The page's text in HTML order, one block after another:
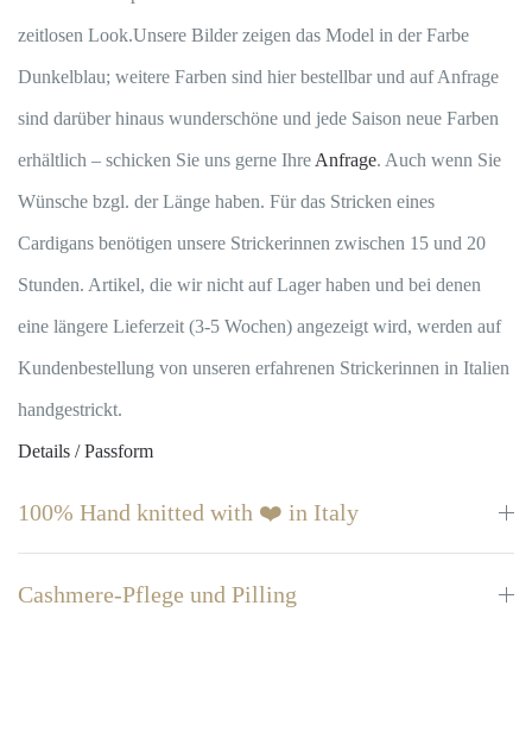
zeitlosen Look.Unsere Bilder zeigen das Model in der Farbe
Dunkelblau; weitere Farben sind hier bestellbar und auf Anfrage
sind darüber hinaus wunderschöne und jede Saison neue Farben
erhältlich – schicken Sie uns gerne Ihre Anfrage. Auch wenn Sie
Wünsche bzgl. der Länge haben. Für das Stricken eines
Cardigans benötigen unsere Strickerinnen zwischen 15 und 20
Stunden. Artikel, die wir nicht auf Lager haben und bei denen
eine längere Lieferzeit (3-5 Wochen) angezeigt wird, werden auf
Kundenbestellung von unseren erfahrenen Strickerinnen in Italien
handgestrickt.
Details / Passform
100% Hand knitted with ❤️ in Italy
Cashmere-Pflege und Pilling